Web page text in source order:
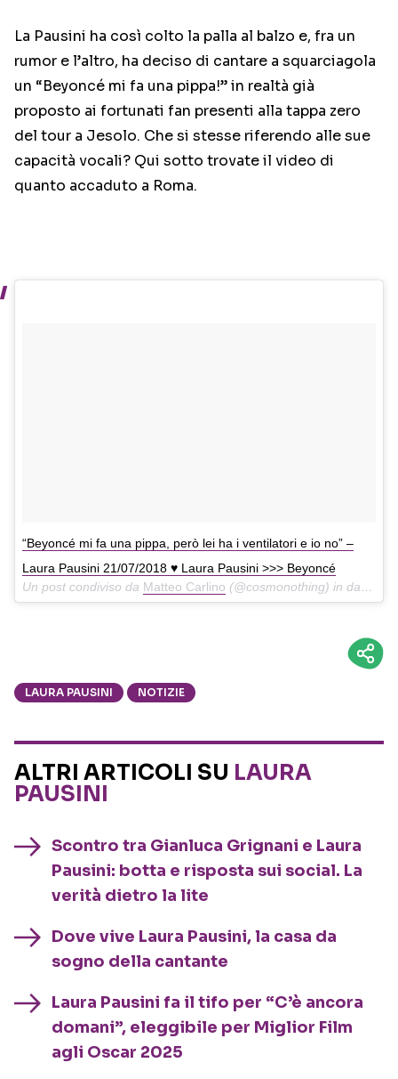
La Pausini ha così colto la palla al balzo e, fra un
rumor e l’altro, ha deciso di cantare a squarciagola
un “Beyoncé mi fa una pippa!” in realtà già
proposto ai fortunati fan presenti alla tappa zero
del tour a Jesolo. Che si stesse riferendo alle sue
capacità vocali? Qui sotto trovate il video di
quanto accaduto a Roma.
“Beyoncé mi fa una pippa, però lei ha i ventilatori e io no” –
Laura Pausini 21/07/2018 ♥️ Laura Pausini >>> Beyoncé
Un post condiviso da Matteo Carlino (@cosmonothing) in data:
LAURA PAUSINI NOTIZIE
ALTRI ARTICOLI SU LAURA
PAUSINI
Scontro tra Gianluca Grignani e Laura
Pausini: botta e risposta sui social. La
verità dietro la lite
Dove vive Laura Pausini, la casa da
sogno della cantante
Laura Pausini fa il tifo per “C’è ancora
domani”, eleggibile per Miglior Film
agli Oscar 2025